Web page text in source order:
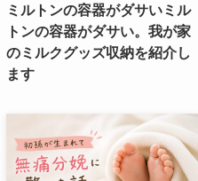
ミルトンの容器がダサいミル
トンの容器がダサい。我が家
のミルクグッズ収納を紹介し
ます